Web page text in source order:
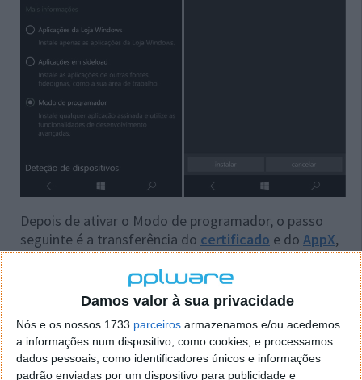
Damos valor à sua privacidade
Nós e os nossos 1733 parceiros armazenamos e/ou acedemos
a informações num dispositivo, como cookies, e processamos
dados pessoais, como identificadores únicos e informações
padrão enviadas por um dispositivo para publicidade e
Depois de ativar o Modo de programador, o passo
seguinte é a transferência do certificado e do AppX,
necessários à execução da aplicação.
Aquando da transferência dos ficheiros, o sistema
operativo irá solicitar autorização para os instalar.
Deve confirmar essa solicitação de instalação.